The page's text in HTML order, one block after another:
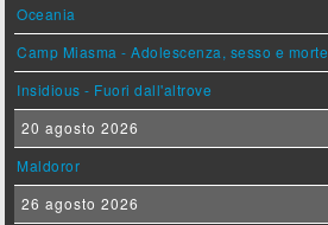
Oceania
Camp Miasma - Adolescenza, sesso e morte
Insidious - Fuori dall'altrove
20 agosto 2026
Maldoror
26 agosto 2026